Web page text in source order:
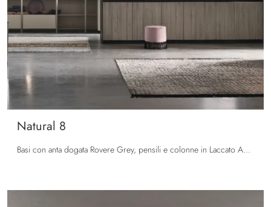
Natural 8
Basi con anta dogata Rovere Grey, pensili e colonne in Laccato Arena opaco. Top HPL Testa di Moro. Ante vetro con telaio alluminio, finitura Nero ...